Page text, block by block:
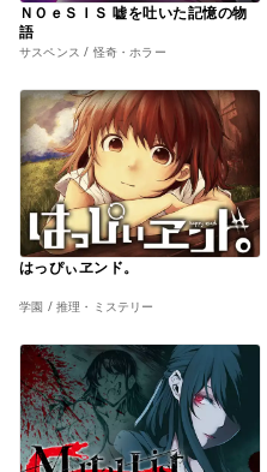
ＮＯｅＳＩＳ 嘘を吐いた記憶の物
語
サスペンス / 怪奇・ホラー
はっぴぃヱンド。
学園 / 推理・ミステリー